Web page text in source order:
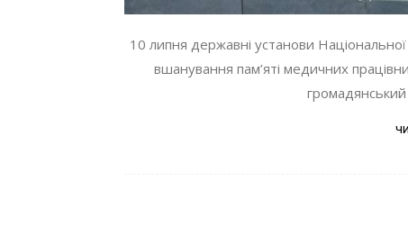
10 липня державні установи
вшанування пам’яті медичних